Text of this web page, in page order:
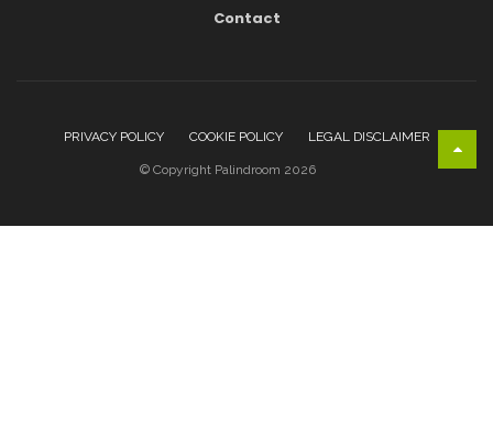
Contact
PRIVACY POLICY COOKIE POLICY LEGAL DISCLAIMER
© Copyright Palindroom 2026